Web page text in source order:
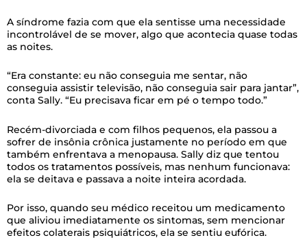
A síndrome fazia com que ela sentisse uma necessidade
incontrolável de se mover, algo que acontecia quase todas
as noites.
“Era constante: eu não conseguia me sentar, não
conseguia assistir televisão, não conseguia sair para jantar”,
conta Sally. “Eu precisava ficar em pé o tempo todo.”
Recém-divorciada e com filhos pequenos, ela passou a
sofrer de insônia crônica justamente no período em que
também enfrentava a menopausa. Sally diz que tentou
todos os tratamentos possíveis, mas nenhum funcionava:
ela se deitava e passava a noite inteira acordada.
Por isso, quando seu médico receitou um medicamento
que aliviou imediatamente os sintomas, sem mencionar
efeitos colaterais psiquiátricos, ela se sentiu eufórica.